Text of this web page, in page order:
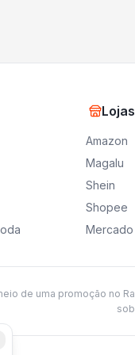
Amazon
Magalu
Shein
Shopee
Mercado
de uma promoção no